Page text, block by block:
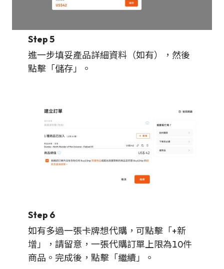
Step 5
進一步填妥產品詳細資料（如有），然後
點擊「儲存」。
Step 6
如有多過一張卡牌想代購，可點擊「+新
增」，請留意，一張代購訂單上限為10件
商品。完成後，點擊「繼續」。